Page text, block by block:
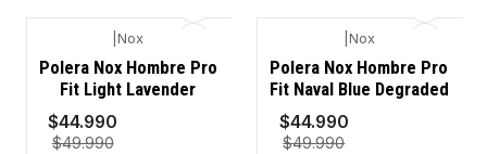
-10%
|Nox
Polera Nox Hombre Pro
Fit Light Lavender
$44.990
$49.990
-10%
Nox
Polera Nox Hombre Pro
Fit Naval Blue Degraded
$44.990
$49.990